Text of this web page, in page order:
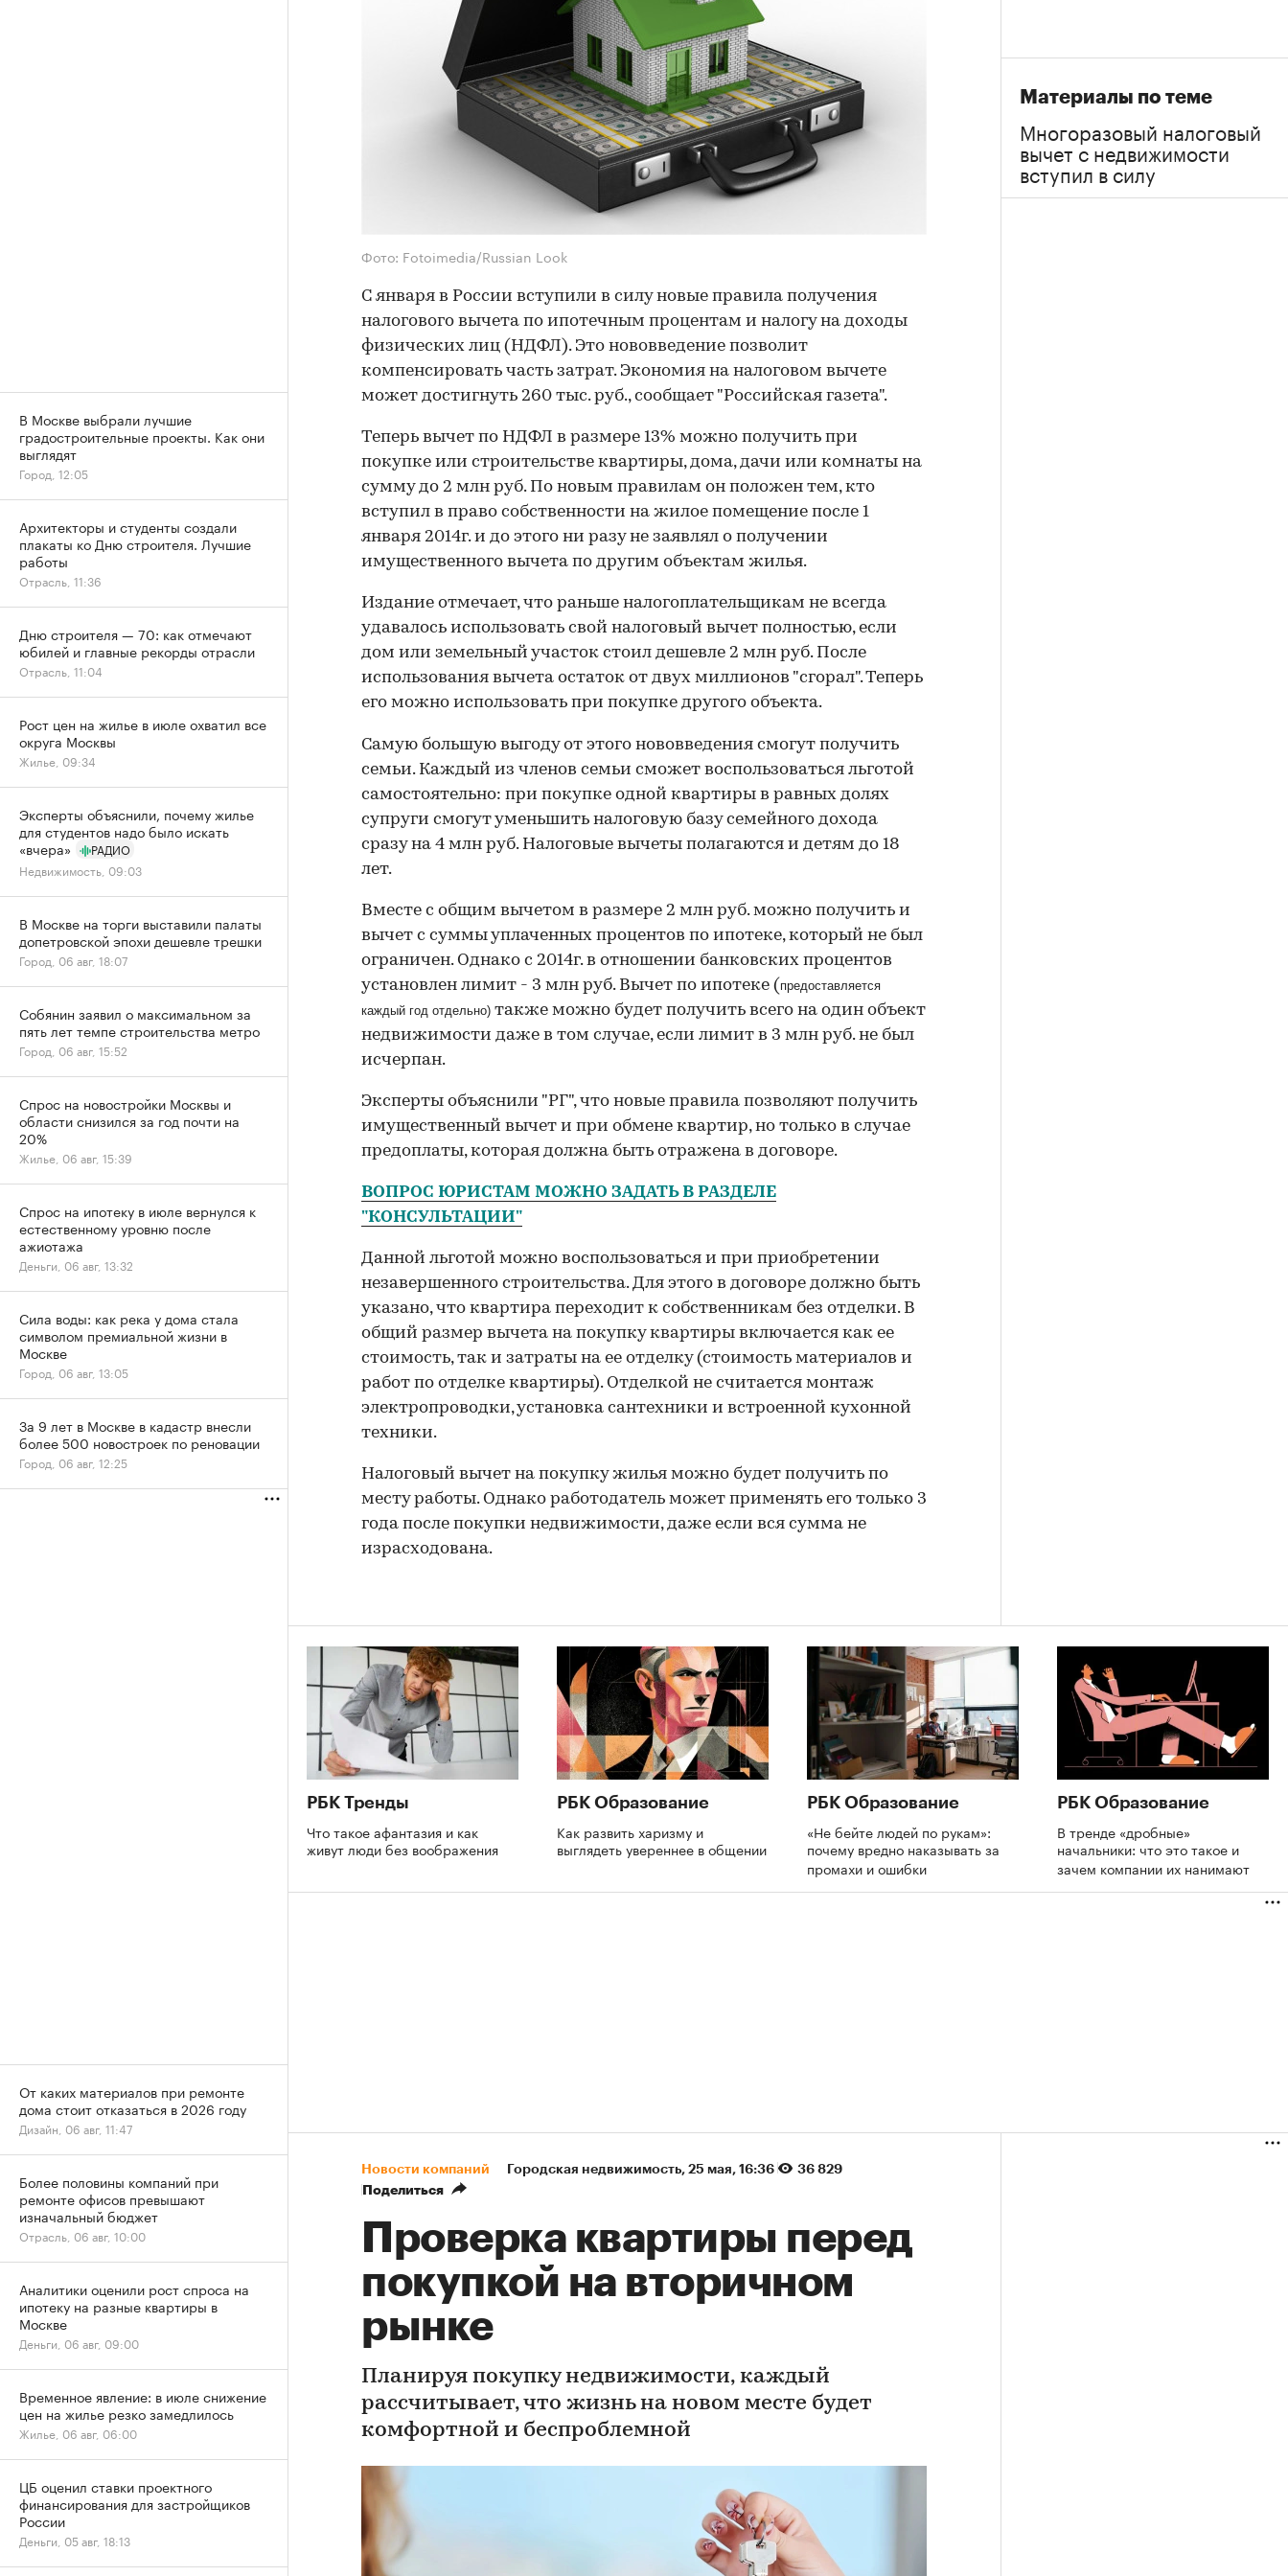
Фото: Fotoimedia/Russian Look
С января в России вступили в силу новые правила получения
налогового вычета по ипотечным процентам и налогу на доходы
физических лиц (НДФЛ). Это нововведение позволит
компенсировать часть затрат. Экономия на налоговом вычете
может достигнуть 260 тыс. руб., сообщает "Российская газета".
Теперь вычет по НДФЛ в размере 13% можно получить при
покупке или строительстве квартиры, дома, дачи или комнаты на
сумму до 2 млн руб. По новым правилам он положен тем, кто
вступил в право собственности на жилое помещение после 1
января 2014г. и до этого ни разу не заявлял о получении
имущественного вычета по другим объектам жилья.
Издание отмечает, что раньше налогоплательщикам не всегда
удавалось использовать свой налоговый вычет полностью, если
дом или земельный участок стоил дешевле 2 млн руб. После
использования вычета остаток от двух миллионов "сгорал". Теперь
его можно использовать при покупке другого объекта.
Самую большую выгоду от этого нововведения смогут получить
семьи. Каждый из членов семьи сможет воспользоваться льготой
самостоятельно: при покупке одной квартиры в равных долях
супруги смогут уменьшить налоговую базу семейного дохода
сразу на 4 млн руб. Налоговые вычеты полагаются и детям до 18
лет.
Вместе с общим вычетом в размере 2 млн руб. можно получить и
вычет с суммы уплаченных процентов по ипотеке, который не был
ограничен. Однако с 2014г. в отношении банковских процентов
установлен лимит - 3 млн руб. Вычет по ипотеке ( предоставляется
каждый год отдельно) также можно будет получить всего на один объект
недвижимости даже в том случае, если лимит в 3 млн руб. не был
исчерпан.
Эксперты объяснили "РГ", что новые правила позволяют получить
имущественный вычет и при обмене квартир, но только в случае
предоплаты, которая должна быть отражена в договоре.
ВОПРОС ЮРИСТАМ МОЖНО ЗАДАТЬ В РАЗДЕЛЕ
"КОНСУЛЬТАЦИИ"
Данной льготой можно воспользоваться и при приобретении
незавершенного строительства. Для этого в договоре должно быть
указано, что квартира переходит к собственникам без отделки. В
общий размер вычета на покупку квартиры включается как ее
стоимость, так и затраты на ее отделку (стоимость материалов и
работ по отделке квартиры). Отделкой не считается монтаж
электропроводки, установка сантехники и встроенной кухонной
техники.
Налоговый вычет на покупку жилья можно будет получить по
месту работы. Однако работодатель может применять его только 3
года после покупки недвижимости, даже если вся сумма не
израсходована.
Материалы по теме
Многоразовый налоговый
вычет с недвижимости
вступил в силу
РБК Тренды
Что такое афантазия и как
живут люди без воображения
РБК Образование
Как развить харизму и
выглядеть увереннее в общении
РБК Образование
«Не бейте людей по рукам»:
почему вредно наказывать за
промахи и ошибки
РБК Образование
В тренде «дробные»
начальники: что это такое и
зачем компании их нанимают
Новости компаний Городская недвижимость⁠, 25 мая, 16:36
36 829
Поделиться
Проверка квартиры перед
покупкой на вторичном
рынке
Планируя покупку недвижимости, каждый
рассчитывает, что жизнь на новом месте будет
комфортной и беспроблемной
В Москве выбрали лучшие
градостроительные проекты. Как они
выглядят
Город, 12:05
Архитекторы и студенты создали
плакаты ко Дню строителя. Лучшие
работы
Отрасль, 11:36
Дню строителя — 70: как отмечают
юбилей и главные рекорды отрасли
Отрасль, 11:04
Рост цен на жилье в июле охватил все
округа Москвы
Жилье, 09:34
Эксперты объяснили, почему жилье
для студентов надо было искать
«вчера»
РАДИО
Недвижимость, 09:03
В Москве на торги выставили палаты
допетровской эпохи дешевле трешки
Город, 06 авг, 18:07
Собянин заявил о максимальном за
пять лет темпе строительства метро
Город, 06 авг, 15:52
Спрос на новостройки Москвы и
области снизился за год почти на
20%
Жилье, 06 авг, 15:39
Спрос на ипотеку в июле вернулся к
естественному уровню после
ажиотажа
Деньги, 06 авг, 13:32
Сила воды: как река у дома стала
символом премиальной жизни в
Москве
Город, 06 авг, 13:05
За 9 лет в Москве в кадастр внесли
более 500 новостроек по реновации
Город, 06 авг, 12:25
От каких материалов при ремонте
дома стоит отказаться в 2026 году
Дизайн, 06 авг, 11:47
Более половины компаний при
ремонте офисов превышают
изначальный бюджет
Отрасль, 06 авг, 10:00
Аналитики оценили рост спроса на
ипотеку на разные квартиры в
Москве
Деньги, 06 авг, 09:00
Временное явление: в июле снижение
цен на жилье резко замедлилось
Жилье, 06 авг, 06:00
ЦБ оценил ставки проектного
финансирования для застройщиков
России
Деньги, 05 авг, 18:13